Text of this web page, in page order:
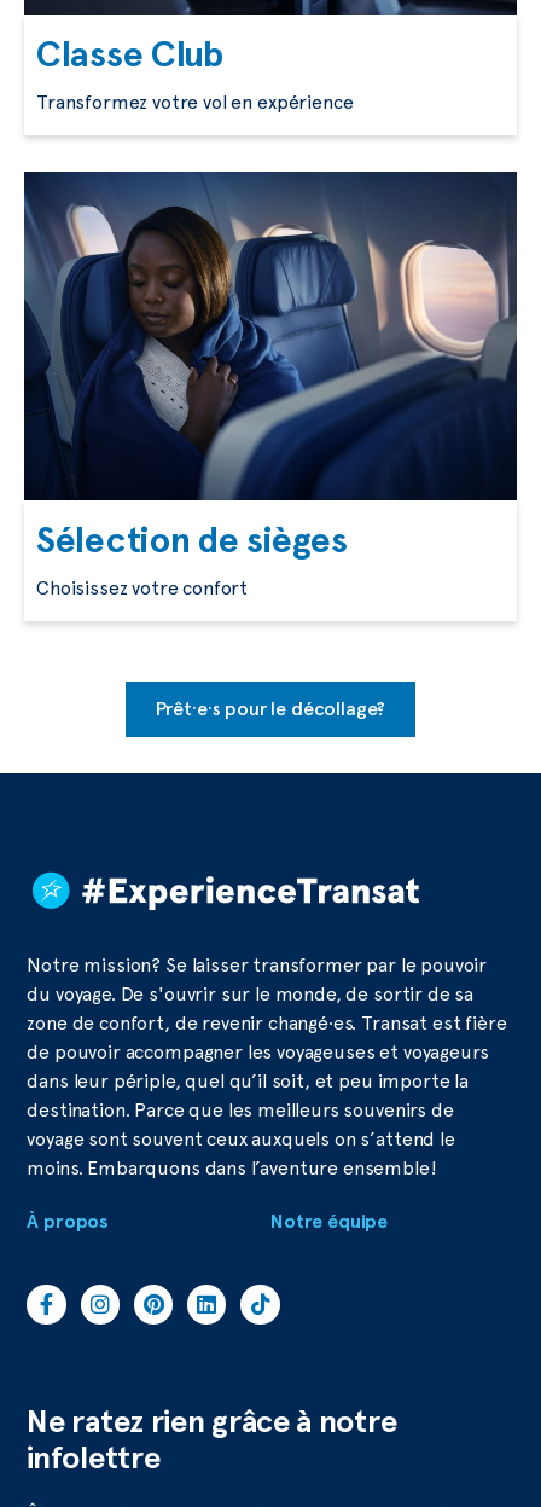
Classe Club
Transformez votre vol en expérience
Sélection de sièges
Choisissez votre confort
Prêt·e·s pour le décollage?
Notre mission? Se laisser transformer par le pouvoir
du voyage. De s'ouvrir sur le monde, de sortir de sa
zone de confort, de revenir changé·es. Transat est fière
de pouvoir accompagner les voyageuses et voyageurs
dans leur périple, quel qu’il soit, et peu importe la
destination. Parce que les meilleurs souvenirs de
voyage sont souvent ceux auxquels on s’attend le
moins. Embarquons dans l’aventure ensemble!
À propos Notre équipe
Ne ratez rien grâce à notre
infolettre